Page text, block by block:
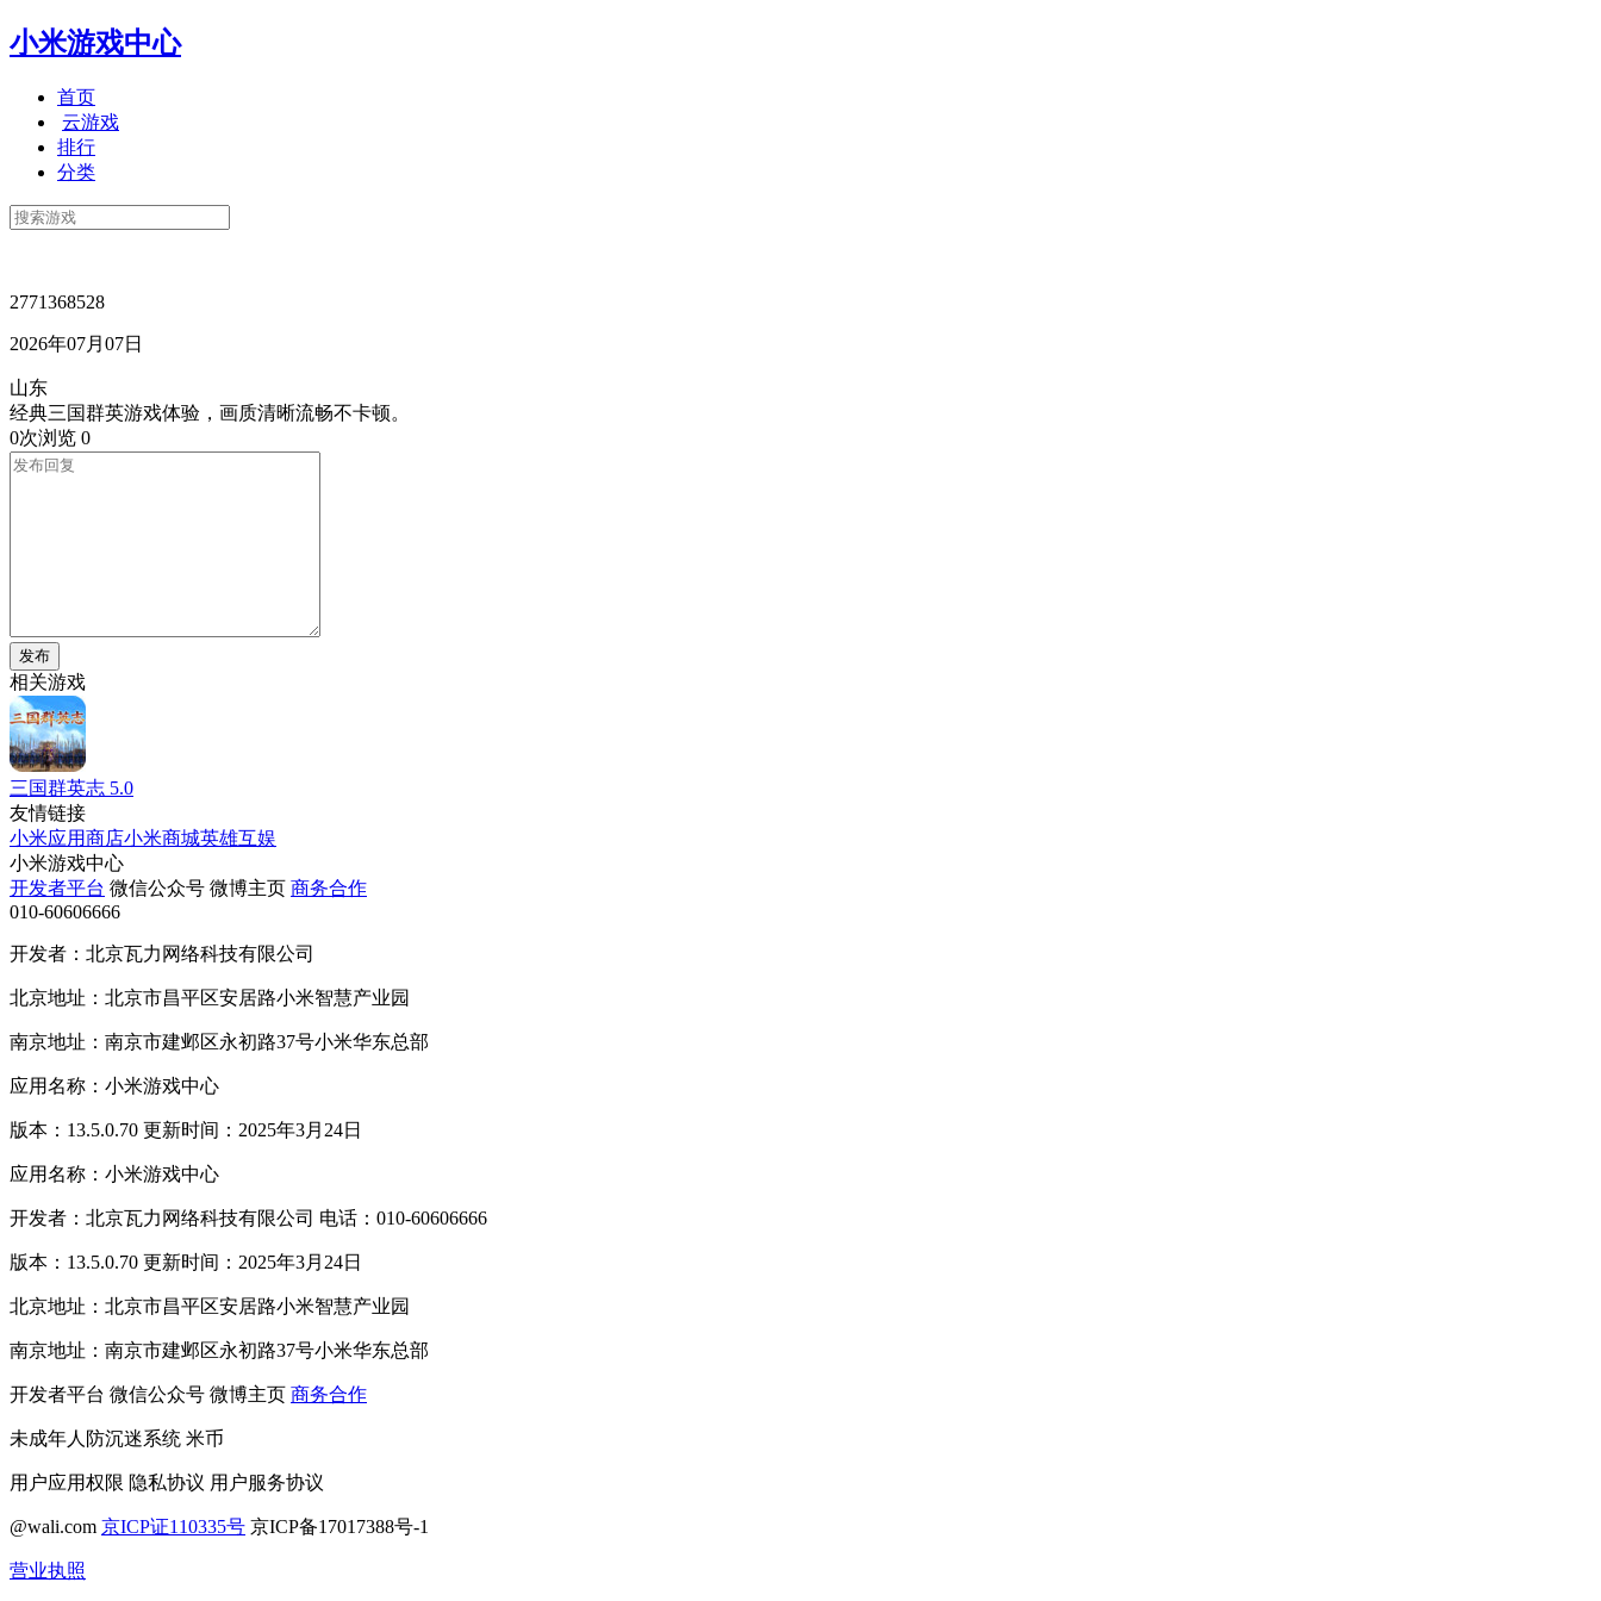
小米游戏中心
首页
云游戏
排行
分类
2771368528
2026年07月07日
山东
经典三国群英游戏体验，画质清晰流畅不卡顿。
0次浏览 0
发布
相关游戏
三国群英志 5.0
友情链接
小米应用商店小米商城英雄互娱
小米游戏中心
开发者平台 微信公众号 微博主页 商务合作
010-60606666
开发者：北京瓦力网络科技有限公司
北京地址：北京市昌平区安居路小米智慧产业园
南京地址：南京市建邺区永初路37号小米华东总部
应用名称：小米游戏中心
版本：13.5.0.70 更新时间：2025年3月24日
应用名称：小米游戏中心
开发者：北京瓦力网络科技有限公司 电话：010-60606666
版本：13.5.0.70 更新时间：2025年3月24日
北京地址：北京市昌平区安居路小米智慧产业园
南京地址：南京市建邺区永初路37号小米华东总部
开发者平台 微信公众号 微博主页 商务合作
未成年人防沉迷系统 米币
用户应用权限 隐私协议 用户服务协议
@wali.com 京ICP证110335号 京ICP备17017388号-1
营业执照